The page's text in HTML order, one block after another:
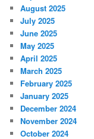
August 2025
July 2025
June 2025
May 2025
April 2025
March 2025
February 2025
January 2025
December 2024
November 2024
October 2024